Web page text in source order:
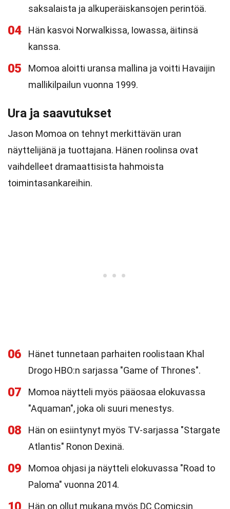
saksalaista ja alkuperäiskansojen perintöä.
04
Hän kasvoi Norwalkissa, Iowassa, äitinsä
kanssa.
05
Momoa aloitti uransa mallina ja voitti Havaijin
mallikilpailun vuonna 1999.
Ura ja saavutukset
Jason Momoa on tehnyt merkittävän uran
näyttelijänä ja tuottajana. Hänen roolinsa ovat
vaihdelleet dramaattisista hahmoista
toimintasankareihin.
06
Hänet tunnetaan parhaiten roolistaan Khal
Drogo HBO:n sarjassa "Game of Thrones".
07
Momoa näytteli myös pääosaa elokuvassa
"Aquaman", joka oli suuri menestys.
08
Hän on esiintynyt myös TV-sarjassa "Stargate
Atlantis" Ronon Dexinä.
09
Momoa ohjasi ja näytteli elokuvassa "Road to
Paloma" vuonna 2014.
Hän on ollut mukana myös DC Comicsin